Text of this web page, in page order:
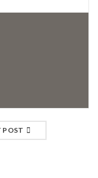
POST